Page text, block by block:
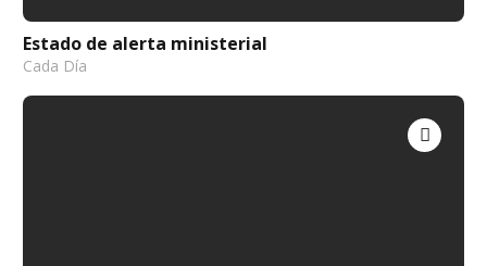
Estado de alerta ministerial
Cada Día